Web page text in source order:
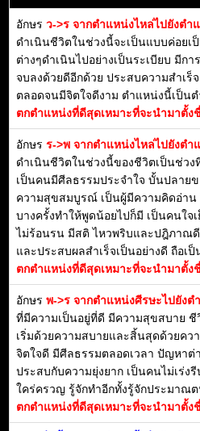
อักษร ว->ร จากตำแหน่งไหล่ไปยังตำ
ดำเนินชีวิตในช่วงนี้จะเป็นแบบค่อยเ
ต่างๆดำเนินไปอย่างเป็นระเบียบ มีก
จบลงด้วยดีอีกด้วย ประสบความสำเร็
ตลอดจนมีจิตใจดีงาม ตำแหน่งนี้เป็น
ตกตำแหน่งที่ดีสุดเหมาะที่จะนำมาตั้ง
อักษร ร->พ จากตำแหน่งไหล่ไปยังตำ
ดำเนินชีวิตในช่วงนี้ของชีวิตเป็นช่วง
เป็นคนมีศีลธรรมประจำใจ บั้นปลาย
ความสุขสมบูรณ์ เป็นผู้มีความคิดอ่าน
บางครั้งทำให้พูดน้อยไปก็มี เป็นคนใจ
ไม่ร้อนรน มีสติ ไหวพริบและปฎิภาณดี
และประสบผลสำเร็จเป็นอย่างดี ถือเ
ตกตำแหน่งที่ดีสุดเหมาะที่จะนำมาตั้ง
อักษร พ->ร จากตำแหน่งศีรษะไปยังต
ที่มีความเป็นอยู่ที่ดี มีความสุขสบาย
เริ่มด้วยความสบายและสิ้นสุดด้วยคว
จิตใจดี มีศีลธรรมตลอดเวลา ปัญหาต่
ประสบกับความยุ่งยาก เป็นคนไม่เร่
ใคร่ครวญ รู้จักทำอีกทั้งรู้จักประมาณ
ตกตำแหน่งที่ดีสุดเหมาะที่จะนำมาตั้ง